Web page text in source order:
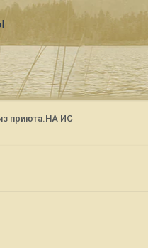
приюта.НА ИС